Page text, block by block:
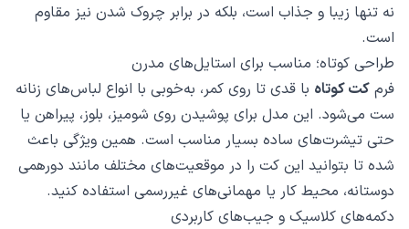
نه تنها زیبا و جذاب است، بلکه در برابر چروک شدن نیز مقاوم
است.
طراحی کوتاه؛ مناسب برای استایل‌های مدرن
فرم کت کوتاه با قدی تا روی کمر، به‌خوبی با انواع لباس‌های زنانه
ست می‌شود. این مدل برای پوشیدن روی شومیز، بلوز، پیراهن یا
حتی تیشرت‌های ساده بسیار مناسب است. همین ویژگی باعث
شده تا بتوانید این کت را در موقعیت‌های مختلف مانند دورهمی
دوستانه، محیط کار یا مهمانی‌های غیررسمی استفاده کنید.
دکمه‌های کلاسیک و جیب‌های کاربردی